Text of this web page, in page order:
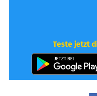
Teste jetzt